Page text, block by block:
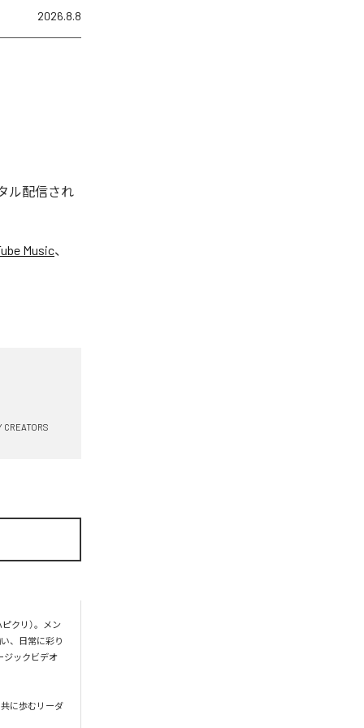
2026.8.8
ル配信され
Music、
CREATORS
クリ）。メン
、日常に彩り
ジックビデオ
に歩むリーダ